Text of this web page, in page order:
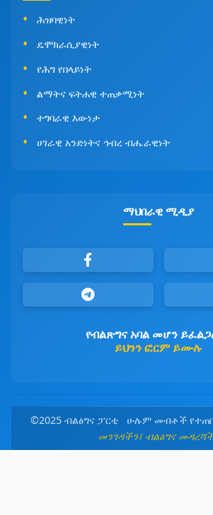
ሕዝባዊነት
ዴሞክራሲያዊነት
የሕግ የበላይነት
ልማትና ፍትሐዊ ተጠቃሚነት
ተግባራዊ እውነታ
ሀገራዊ አንድነትና ኅብረ ብሔራዊነት
ማህበራዊ ሚዲያ
የብልጽግና አባል መሆን
ይህንን ፎርም ይሙሉ
©2025 ብልፅግና ፓርቲ ሁሉም መብቶች
መንገዳችን፤ ብልፅግና